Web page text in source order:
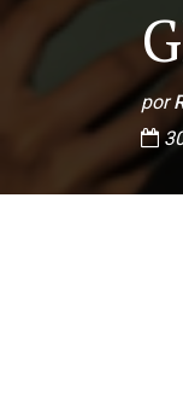
por